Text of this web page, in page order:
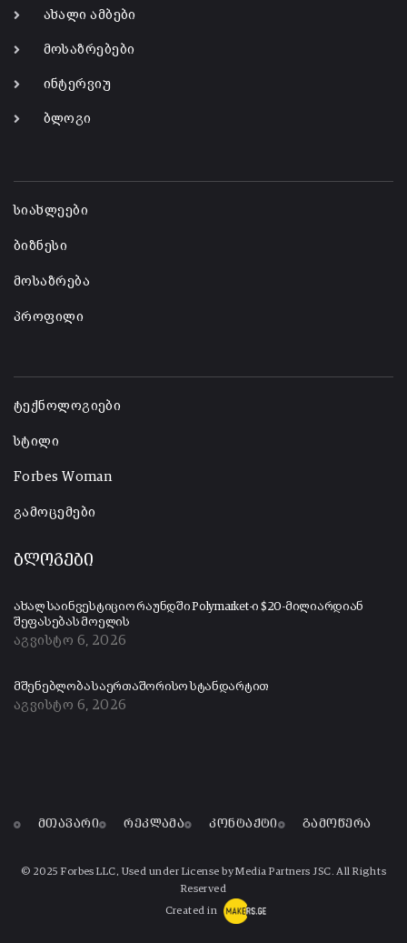
ახალი ამბები
მოსაზრებები
ინტერვიუ
ბლოგი
სიახლეები
ბიზნესი
მოსაზრება
პროფილი
ტექნოლოგიები
სტილი
Forbes Woman
გამოცემები
ბლოგები
ახალ საინვესტიციო რაუნდში Polymarket-ი $20-მილიარდიან
შეფასებას მოელის
აგვისტო 6, 2026
მშენებლობა საერთაშორისო სტანდარტით
აგვისტო 6, 2026
მთავარი რეკლამა კონტაქტი გამოწერა
© 2025 Forbes LLC, Used under License by Media Partners JSC. All Rights
Reserved
Created in